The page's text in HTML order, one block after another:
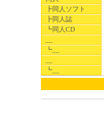
┣同人ソフト
┣同人誌
┗同人CD
┗__
┗__